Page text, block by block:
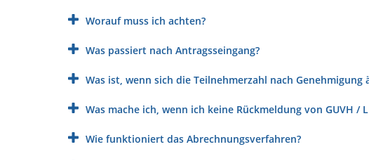
Worauf muss ich achten?
Was passiert nach Antragsseingang?
Was ist, wenn sich die Teilnehmerzahl nach Genehmigung
Was mache ich, wenn ich keine Rückmeldung von GUVH /
Wie funktioniert das Abrechnungsverfahren?